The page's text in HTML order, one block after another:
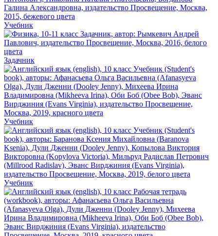
Учебник
Задачник
Учебник
Учебник